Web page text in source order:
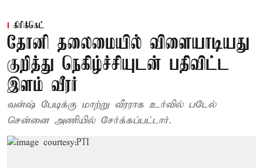
கிரிக்கெட்
தோனி தலைமையில் விளையாடியது
குறித்து நெகிழ்ச்சியுடன் பதிவிட்ட
இளம் வீரர்
வன்ஷ் பேடிக்கு மாற்று வீரராக உர்வில் படேல்
சென்னை அணியில் சேர்க்கப்பட்டார்.